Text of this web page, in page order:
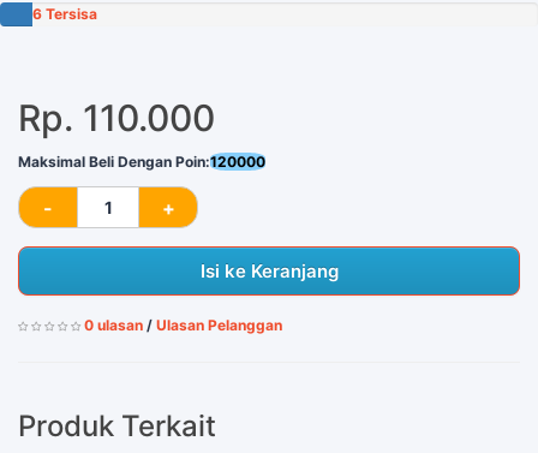
6 Tersisa
Rp. 110.000
Maksimal Beli Dengan Poin:120000
Isi ke Keranjang
0 ulasan / Ulasan Pelanggan
Produk Terkait